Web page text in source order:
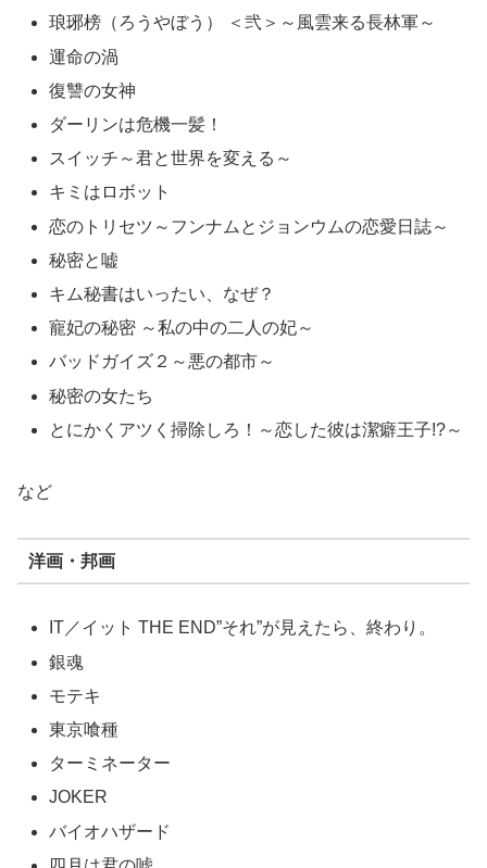
琅琊榜（ろうやぼう） ＜弐＞～風雲来る長林軍～
運命の渦
復讐の女神
ダーリンは危機一髪！
スイッチ～君と世界を変える～
キミはロボット
恋のトリセツ～フンナムとジョンウムの恋愛日誌～
秘密と嘘
キム秘書はいったい、なぜ？
寵妃の秘密 ～私の中の二人の妃～
バッドガイズ２～悪の都市～
秘密の女たち
とにかくアツく掃除しろ！～恋した彼は潔癖王子!?～
など
洋画・邦画
IT／イット THE END”それ”が見えたら、終わり。
銀魂
モテキ
東京喰種
ターミネーター
JOKER
バイオハザード